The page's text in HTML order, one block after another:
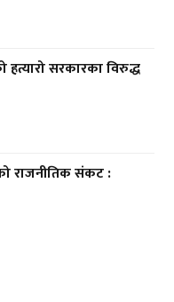
सरकारका विरुद्ध
राजनीतिक संकट :